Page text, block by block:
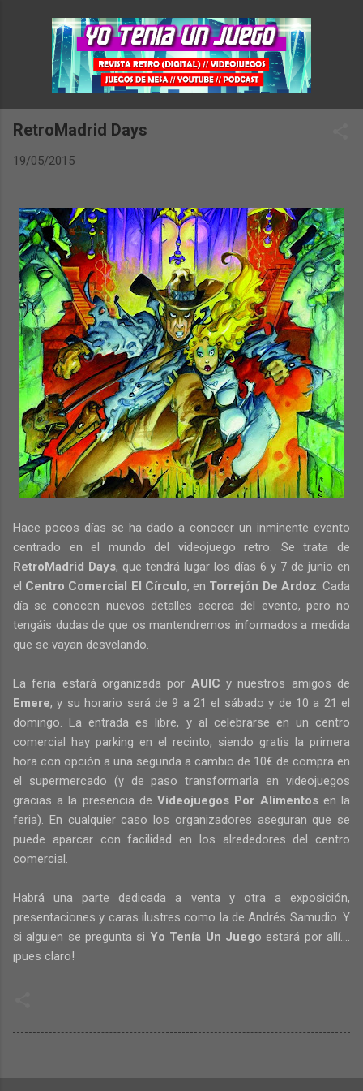
Ir al contenido principal
RetroMadrid Days
19/05/2015
Hace pocos días se ha dado a conocer un inminente evento
centrado en el mundo del videojuego retro. Se trata de
RetroMadrid Days, que tendrá lugar los días 6 y 7 de junio en
el Centro Comercial El Círculo, en Torrejón De Ardoz. Cada
día se conocen nuevos detalles acerca del evento, pero no
tengáis dudas de que os mantendremos informados a medida
que se vayan desvelando.
La feria estará organizada por AUIC y nuestros amigos de
Emere, y su horario será de 9 a 21 el sábado y de 10 a 21 el
domingo. La entrada es libre, y al celebrarse en un centro
comercial hay parking en el recinto, siendo gratis la primera
hora con opción a una segunda a cambio de 10€ de compra en
el supermercado (y de paso transformarla en videojuegos
gracias a la presencia deVideojuegos Por Alimentosen la
feria). En cualquier caso los organizadores aseguran que se
puede aparcar con facilidad en los alrededores del centro
comercial.
Habrá una parte dedicada a venta y otra a exposición,
presentaciones y caras ilustres como la de Andrés Samudio. Y
si alguien se pregunta si Yo Tenía Un Juego estará por allí....
¡pues claro!